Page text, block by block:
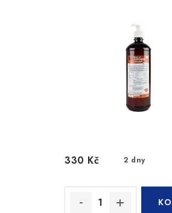
2 dny
330 Kč